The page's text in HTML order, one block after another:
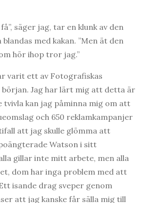
säger jag, tar en klunk av den
med kakan. ”Men ät den
hör ihop tror jag.”
varit ett av Fotografiskas
Jag har lärt mig att detta är
tvivla kan jag påminna mig om att
och 650 reklamkampanjer
att jag skulle glömma att
Watson i sitt
gillar inte mitt arbete, men alla
dom har inga problem med att
isande drag sveper genom
att jag kanske får sälla mig till